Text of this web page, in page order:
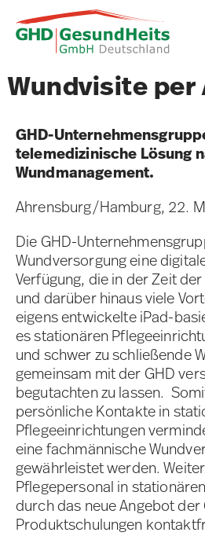
Wundvisite per
GHD-
telemedizinische Lösung
Wundmanagement.
Ahrensburg/Hamburg, 22.
Die GHD-
Wundversorgung eine
Verfügung, die in der Zeit
und darüber hinaus viele
eigens entwickelte iPad-
es stationären
und schwer zu schließende
gemeinsam mit der GHD
begutachten zu lassen.
persönliche Kontakte in
Pflegeeinrichtungen
eine fachmännische
gewährleistet werden.
Pflegepersonal in
durch das neue Angebot
Produktschulungen